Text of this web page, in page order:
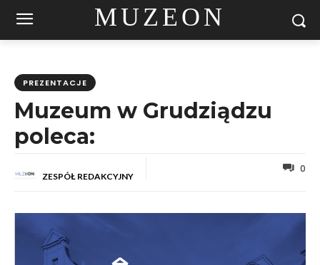
MUZEON
PREZENTACJE
Muzeum w Grudziądzu
poleca:
ZESPÓŁ REDAKCYJNY
0